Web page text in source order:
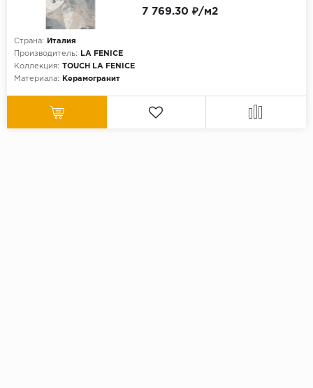
Страна:
Италия
Производитель:
LA FENICE
Коллекция: TOUCH LA FENICE
Материала:
Керамогранит
7 769.30 ₽/м2